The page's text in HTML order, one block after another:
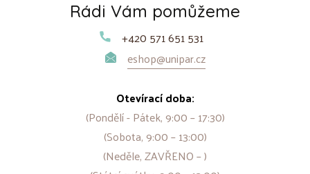
Rádi Vám pomůžeme
+420 571 651 531
eshop@unipar.cz
Otevírací doba:
(Pondělí - Pátek, 9:00 – 17:30)
(Sobota, 9:00 – 13:00)
(Neděle, ZAVŘENO – )